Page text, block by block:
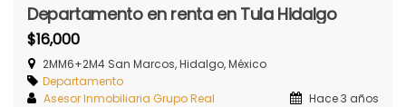
Departamento en renta en Tula Hidalgo
$16,000
2MM6+2M4 San Marcos, Hidalgo, México
Departamento
Asesor Inmobiliaria Grupo Real
Hace 3 años